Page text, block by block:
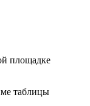
площадке
таблицы